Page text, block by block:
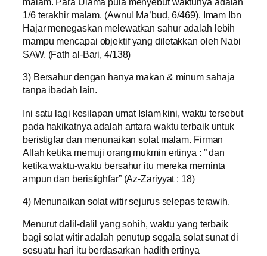
1/6 terakhir malam. (Awnul Ma’bud, 6/469). Imam Ibn
Hajar menegaskan melewatkan sahur adalah lebih
mampu mencapai objektif yang diletakkan oleh Nabi
SAW. (Fath al-Bari, 4/138)
3) Bersahur dengan hanya makan & minum sahaja
tanpa ibadah lain.
Ini satu lagi kesilapan umat Islam kini, waktu tersebut
pada hakikatnya adalah antara waktu terbaik untuk
beristigfar dan menunaikan solat malam. Firman
Allah ketika memuji orang mukmin ertinya : ” dan
ketika waktu-waktu bersahur itu mereka meminta
ampun dan beristighfar” (Az-Zariyyat : 18)
4) Menunaikan solat witir sejurus selepas terawih.
Menurut dalil-dalil yang sohih, waktu yang terbaik
bagi solat witir adalah penutup segala solat sunat di
sesuatu hari itu berdasarkan hadith ertinya